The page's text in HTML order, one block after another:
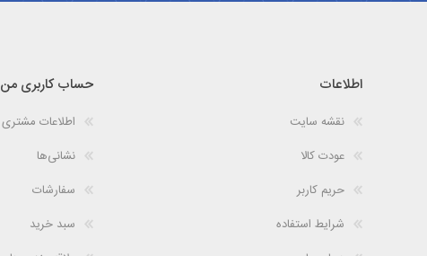
اطلاعات
نقشه سایت
عودت کالا
حریم کاربر
شرایط استفاده
حساب کاربری من
اطلاعات مشتری
نشانی‌ها
سفارشات
سبد خرید